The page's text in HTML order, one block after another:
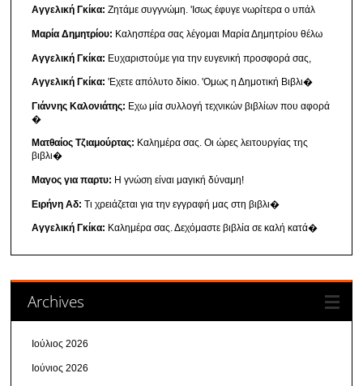
Αγγελική Γκίκα: Ζητάμε συγγνώμη. 'Ισως έφυγε νωρίτερα ο υπάλ
Μαρία Δημητρίου: Καλησπέρα σας λέγομαι Μαρία Δημητρίου θέλω
Αγγελική Γκίκα: Ευχαριστούμε για την ευγενική προσφορά σας,
Αγγελική Γκίκα: 'Εχετε απόλυτο δίκιο. 'Ομως η Δημοτική Βιβλι�
Γιάννης Καλονιάτης: Εχω μία συλλογή τεχνικών βιβλίων που αφορά
�
Ματθαίος Τζιαμούρτας: Καλημέρα σας. Οι ώρες λειτουργίας της
βιβλι�
Μαγος για παρτυ: Η γνώση είναι μαγική δύναμη!
Ειρήνη Αδ: Τι χρειάζεται για την εγγραφή μας στη βιβλι�
Αγγελική Γκίκα: Καλημέρα σας. Δεχόμαστε βιβλία σε καλή κατά�
Archives
Ιούλιος 2026
Ιούνιος 2026